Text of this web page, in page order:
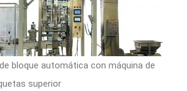
bloque automática con máquina de
superior